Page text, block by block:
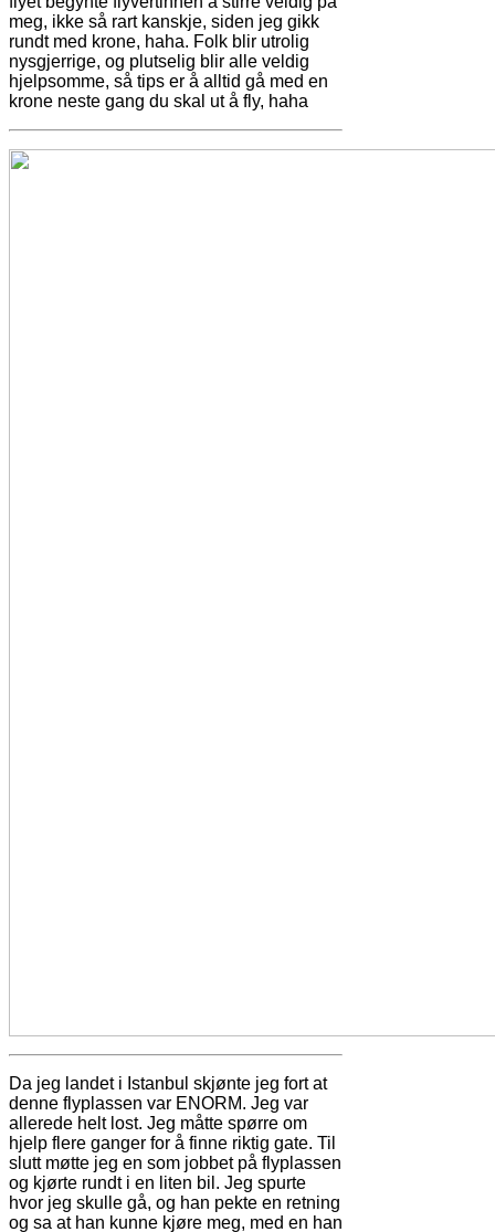
meg, ikke så rart kanskje, siden jeg gikk
rundt med krone, haha. Folk blir utrolig
nysgjerrige, og plutselig blir alle veldig
hjelpsomme, så tips er å alltid gå med en
krone neste gang du skal ut å fly, haha
Da jeg landet i Istanbul skjønte jeg fort at
denne flyplassen var ENORM. Jeg var
allerede helt lost. Jeg måtte spørre om
hjelp flere ganger for å finne riktig gate. Til
slutt møtte jeg en som jobbet på flyplassen
og kjørte rundt i en liten bil. Jeg spurte
hvor jeg skulle gå, og han pekte en retning
og sa at han kunne kjøre meg, med en han